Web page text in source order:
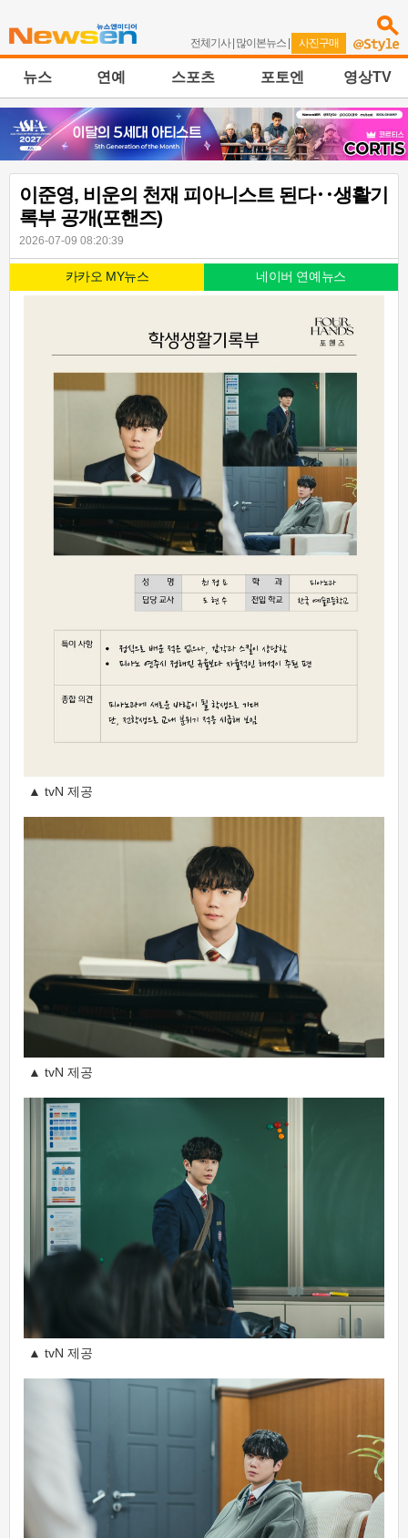
전체기사| 많이본뉴스 | 사진구매
뉴스 연예 스포츠 포토엔 영상TV
이준영, 비운의 천재 피아니스트 된다‥생활기
록부 공개(포핸즈)
2026-07-09 08:20:39
카카오 MY뉴스 네이버 연예뉴스
▲ tvN 제공
▲ tvN 제공
▲ tvN 제공